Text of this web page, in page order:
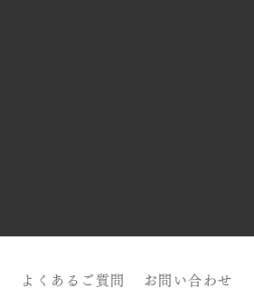
よくあるご質問 お問い合わせ